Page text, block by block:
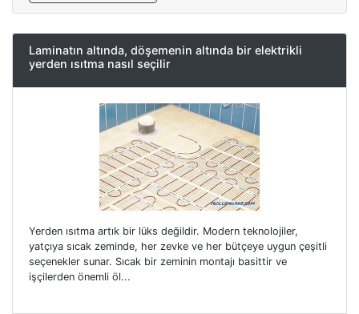
Laminatın altında, döşemenin altında bir elektrikli
yerden ısıtma nasıl seçilir
Yerden ısıtma artık bir lüks değildir. Modern teknolojiler,
yatçıya sıcak zeminde, her zevke ve her bütçeye uygun çeşitli
seçenekler sunar. Sıcak bir zeminin montajı basittir ve
işçilerden önemli öl...